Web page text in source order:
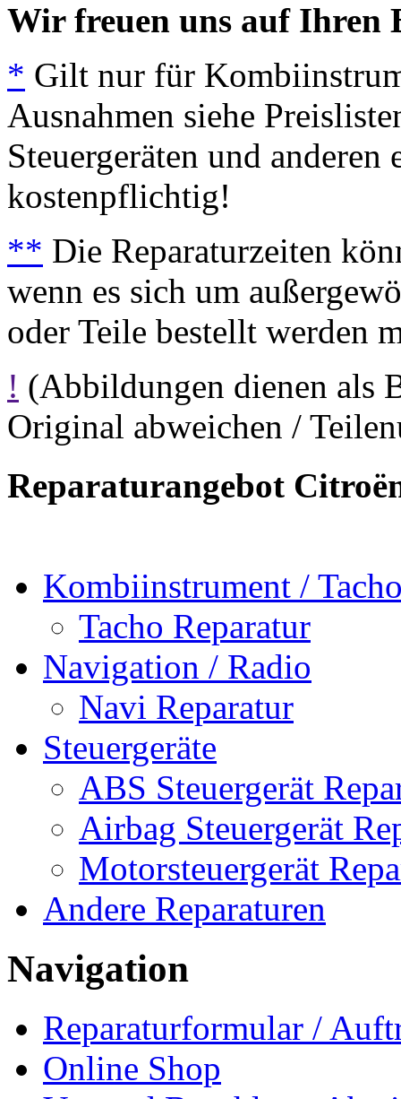
Wir freuen uns auf Ihren
* Gilt nur für
Ausnahmen siehe
Steuergeräten und
kostenpflichtig!
** Die Reparaturzeiten
wenn es sich um
oder Teile bestellt werden
! (Abbildungen dienen als
Original abweichen /
Reparaturangebot
Kombiinstrument /
Tacho Reparatur
Navigation / Radio
Navi Reparatur
Steuergeräte
ABS Steuergerät
Airbag Steuergerät
Motorsteuergerät
Andere Reparaturen
Navigation
Reparaturformular /
Online Shop